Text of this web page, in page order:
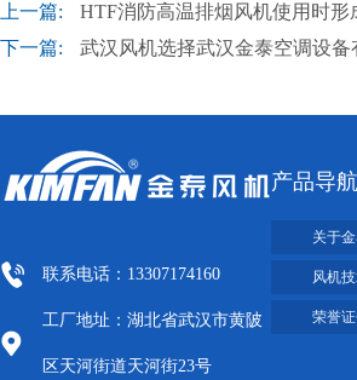
上一篇:
HTF消防高温排烟风机使用时
下一篇:
武汉风机选择武汉金泰空调设备
联系电话：13307174160
工厂地址：湖北省武汉市黄陂
区天河街道天河街23号
产品导航
关于
风机
荣誉